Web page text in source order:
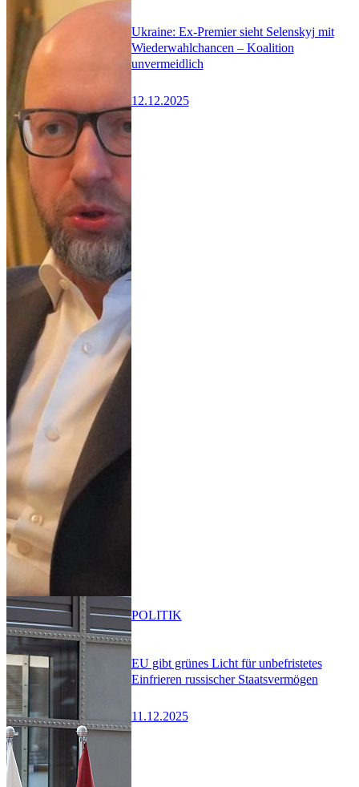
Ukraine: Ex-Premier sieht Selenskyj mit
Wiederwahlchancen – Koalition
unvermeidlich
12.12.2025
EU gibt grünes Licht für unbefristetes
Einfrieren russischer Staatsvermögen
11.12.2025
POLITIK